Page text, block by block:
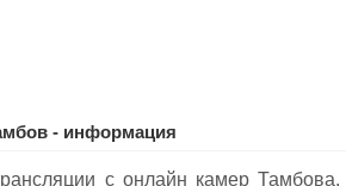
- информация
с онлайн камер Тамбова.